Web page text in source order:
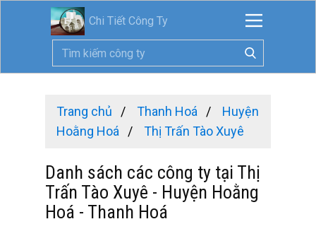
Chi Tiết Công Ty
Trang chủ Thanh Hoá
Huyện
Hoằng Hoá
Thị Trấn Tào Xuyê
Danh sách các công ty tại Thị
Trấn Tào Xuyê - Huyện Hoằng
Hoá - Thanh Hoá